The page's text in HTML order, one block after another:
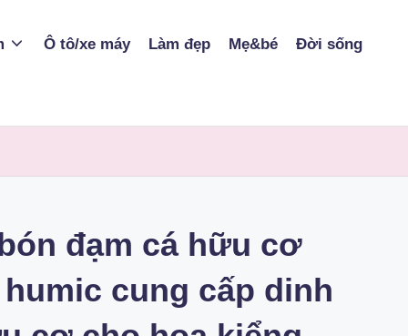
Ô tô/xe máy Làm đẹp Mẹ&bé Đời sống
đạm cá hữu cơ
cung cấp dinh